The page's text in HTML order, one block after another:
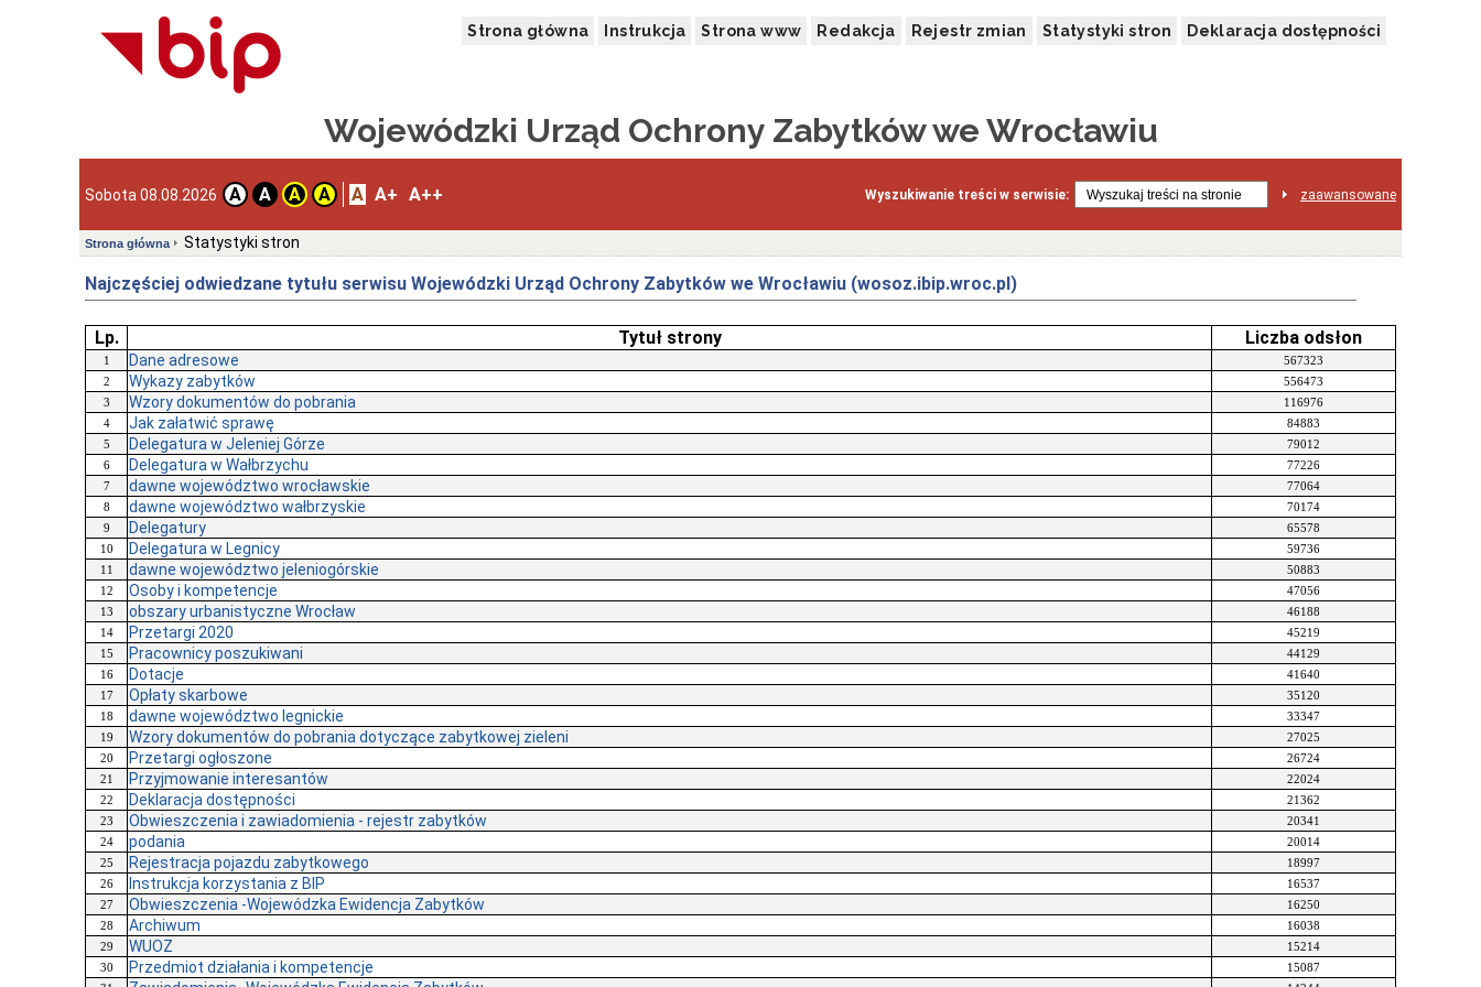
Strona główna Instrukcja Strona www Redakcja Rejestr zmian Statystyki stron Deklaracja dostępności
Wojewódzki Urząd Ochrony Zabytków we Wrocławiu
Sobota 08.08.2026 A A A A A A+ A++ Wyszukiwanie treści w serwisie: zaawansowane
Strona główna Statystyki stron
Najczęściej odwiedzane tytułu serwisu Wojewódzki Urząd Ochrony Zabytków we Wrocławiu (wosoz.ibip.wroc.pl)
Lp. Tytuł strony Liczba odsłon
1 Dane adresowe
567323
2
Wykazy zabytków
556473
3
Wzory dokumentów do pobrania
116976
4
Jak załatwić sprawę
84883
5
Delegatura w Jeleniej Górze
79012
6
Delegatura w Wałbrzychu
77226
7
dawne województwo wrocławskie
77064
8
dawne województwo wałbrzyskie
70174
9
Delegatury
65578
10
Delegatura w Legnicy
59736
11
dawne województwo jeleniogórskie
50883
12
Osoby i kompetencje
47056
13
obszary urbanistyczne Wrocław
46188
14
Przetargi 2020
45219
15
Pracownicy poszukiwani
44129
16
Dotacje
41640
17
Opłaty skarbowe
35120
18
dawne województwo legnickie
33347
19
Wzory dokumentów do pobrania dotyczące zabytkowej zieleni
27025
20
Przetargi ogłoszone
26724
21
Przyjmowanie interesantów
22024
22
Deklaracja dostępności
21362
23
Obwieszczenia i zawiadomienia - rejestr zabytków
20341
24
podania
20014
25
Rejestracja pojazdu zabytkowego
18997
26
Instrukcja korzystania z BIP
16537
27
Obwieszczenia -Wojewódzka Ewidencja Zabytków
16250
28
Archiwum
16038
29
WUOZ
15214
30
Przedmiot działania i kompetencje
15087